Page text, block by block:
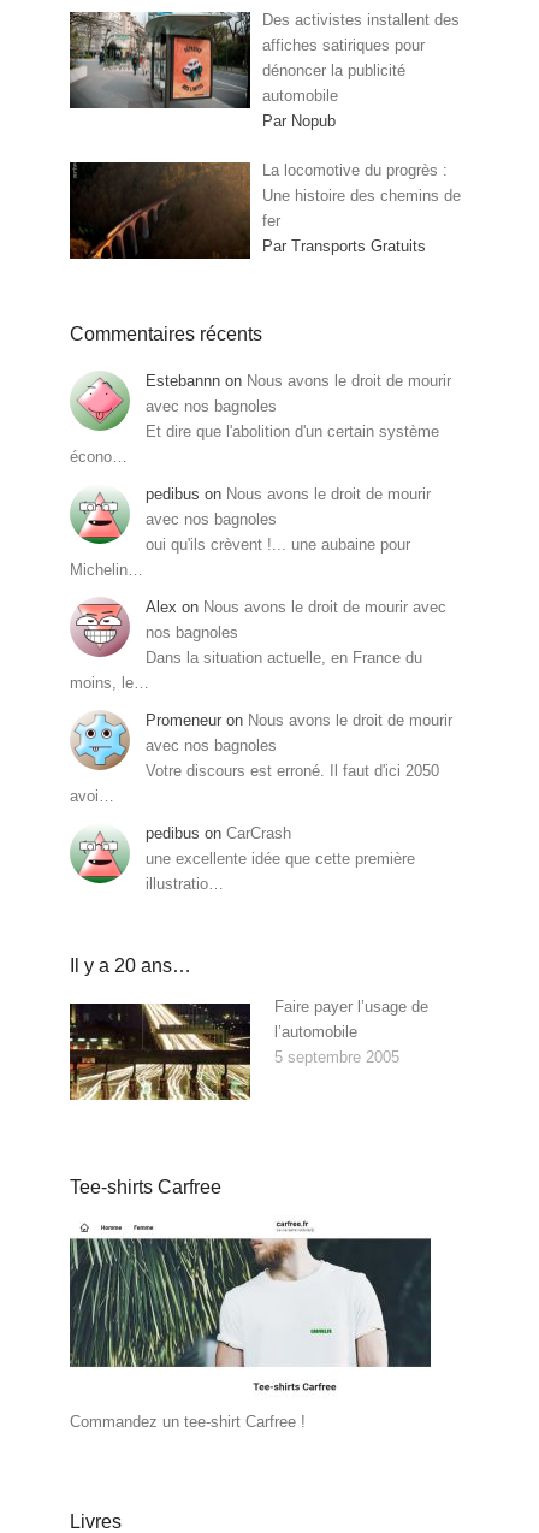
Des activistes installent des
affiches satiriques pour
dénoncer la publicité
automobile
Par Nopub
La locomotive du progrès :
Une histoire des chemins de
fer
Par Transports Gratuits
Commentaires récents
Estebannn on Nous avons le droit de mourir
avec nos bagnoles
Et dire que l'abolition d'un certain système
écono…
pedibus on Nous avons le droit de mourir
avec nos bagnoles
oui qu'ils crèvent !... une aubaine pour
Michelin…
Alex on Nous avons le droit de mourir avec
nos bagnoles
Dans la situation actuelle, en France du
moins, le…
Promeneur on Nous avons le droit de mourir
avec nos bagnoles
Votre discours est erroné. Il faut d'ici 2050
avoi…
pedibus on CarCrash
une excellente idée que cette première
illustratio…
Il y a 20 ans…
Faire payer l’usage de
l’automobile
5 septembre 2005
Tee-shirts Carfree
Commandez un tee-shirt Carfree !
Livres